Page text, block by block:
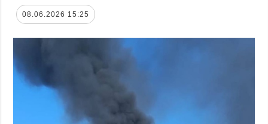
08.06.2026 15:25